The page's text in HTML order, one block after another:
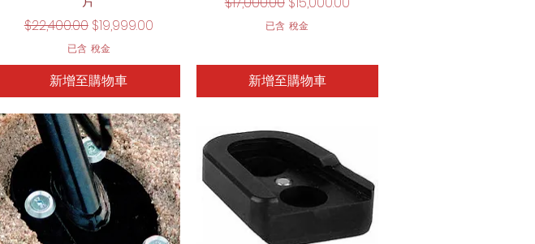
一般價格
$22,400.00 促銷價格
$19,999.00
已含 稅金
新增至購物車
已含 稅金
新增至購物車